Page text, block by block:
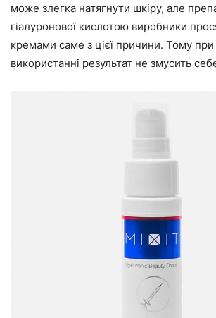
може злегка натягнути шкіру, але
гіалуронової кислотою виробники
кремами саме з цієї причини. Тому
використанні результат не змусить